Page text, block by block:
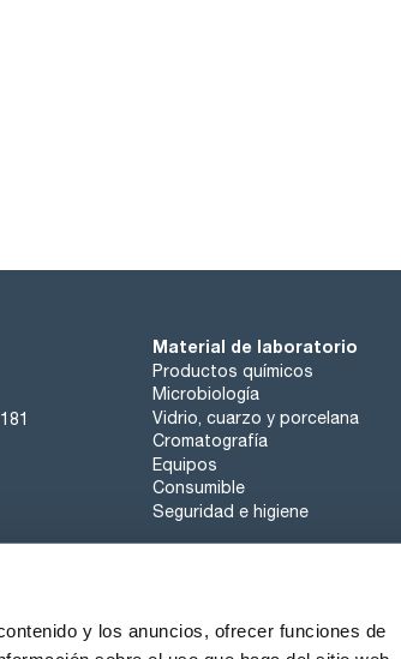
y los anuncios, ofrecer funciones de
Material de laboratorio
Productos químicos
Microbiología
Vidrio, cuarzo y porcelana
Cromatografía
Equipos
Consumible
Seguridad e higiene